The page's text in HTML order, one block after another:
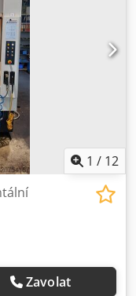
volitelné
přijímač pro
kontrola
stavu; drátový
1 / 12
Zavolat